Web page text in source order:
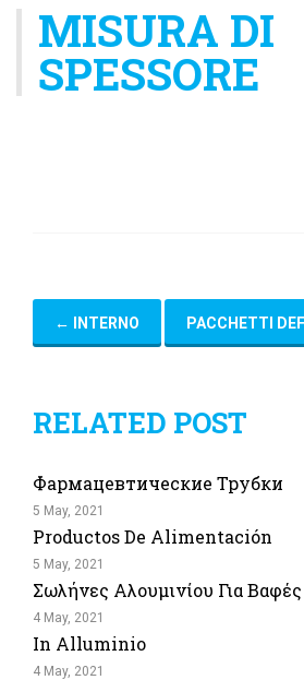
MISURA DI
SPESSORE
← INTERNO PACCHETTI
RELATED POST
Фармацевтические Трубки
5 May, 2021
Productos De Alimentación
5 May, 2021
Σωλήνες Αλουμινίου Για
4 May, 2021
In Alluminio
4 May, 2021